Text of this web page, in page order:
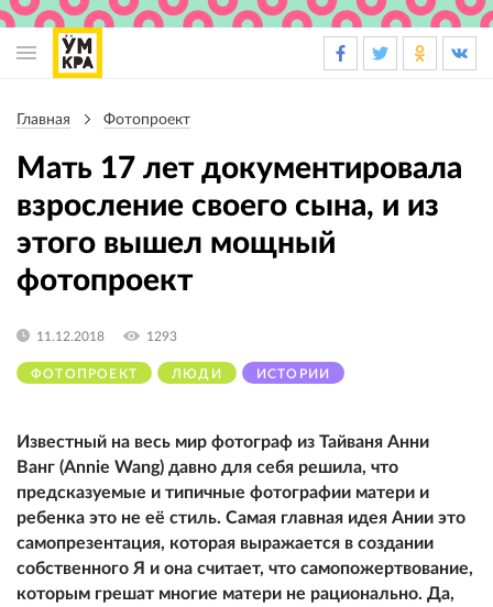
навигация
навигации
Главная Фотопроект
Мать 17 лет документировала
взросление своего сына, и из
этого вышел мощный
фотопроект
ФОТОПРОЕКТ ЛЮДИ ИСТОРИИ
11.12.2018 1293
Известный на весь мир фотограф из Тайваня Анни
Ванг (Annie Wang) давно для себя решила, что
предсказуемые и типичные фотографии матери и
ребенка это не её стиль. Самая главная идея Ании это
самопрезентация, которая выражается в создании
собственного Я и она считает, что самопожертвование,
которым грешат многие матери не рационально. Да,